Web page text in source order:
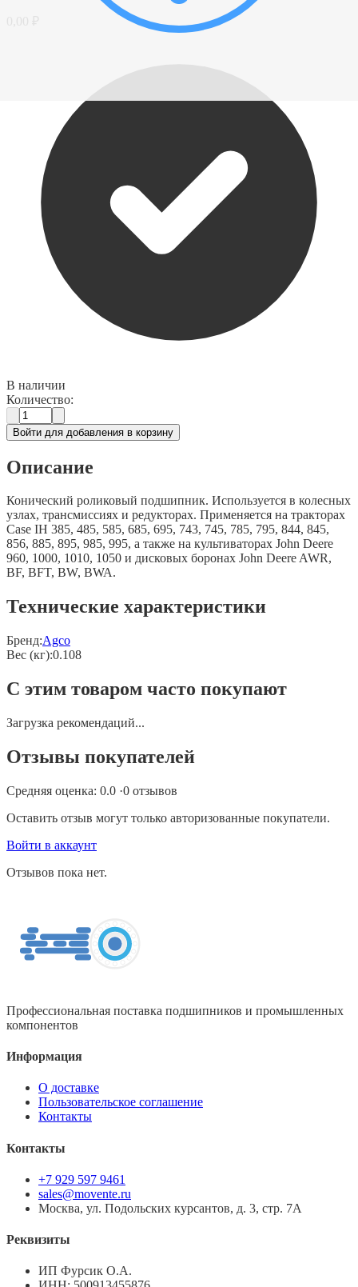
В наличии
Количество:
Войти для добавления в корзину
Описание
Конический роликовый подшипник. Используется в колесных
узлах, трансмиссиях и редукторах. Применяется на тракторах
Case IH 385, 485, 585, 685, 695, 743, 745, 785, 795, 844, 845,
856, 885, 895, 985, 995, а также на культиваторах John Deere
960, 1000, 1010, 1050 и дисковых боронах John Deere AWR,
BF, BFT, BW, BWA.
Технические характеристики
Бренд:Agco
Вес (кг):0.108
С этим товаром часто покупают
Загрузка рекомендаций...
Отзывы покупателей
Средняя оценка: 0.0 ·0 отзывов
Оставить отзыв могут только авторизованные покупатели.
Войти в аккаунт
Отзывов пока нет.
Профессиональная поставка подшипников и промышленных
компонентов
Информация
О доставке
Пользовательское соглашение
Контакты
Контакты
+7 929 597 9461
sales@movente.ru
Москва, ул. Подольских курсантов, д. 3, стр. 7А
Реквизиты
ИП Фурсик О.А.